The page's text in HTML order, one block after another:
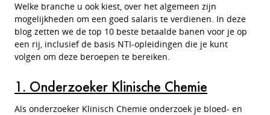
Welke branche u ook kiest, over het algemeen zijn
mogelijkheden om een ​​goed salaris te verdienen. In deze
blog zetten we de top 10 beste betaalde banen voor je op
een rij, inclusief de basis NTI-opleidingen die je kunt
volgen om deze beroepen te bereiken.
1. Onderzoeker Klinische Chemie
Als onderzoeker Klinisch Chemie onderzoek je bloed- en